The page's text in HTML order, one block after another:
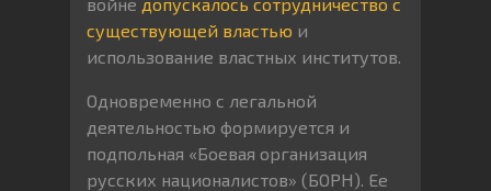
существующей властью и
использование властных институтов.
Одновременно с легальной
деятельностью формируется и
подпольная «Боевая организация
русских националистов» (БОРН). Ее